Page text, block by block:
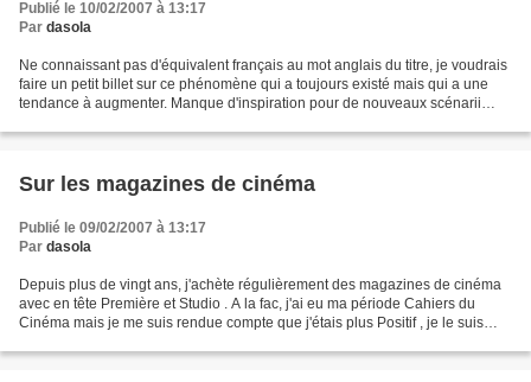
Publié le 10/02/2007 à 13:17
Par dasola
Ne connaissant pas d'équivalent français au mot anglais du titre, je voudrais
faire un petit billet sur ce phénomène qui a toujours existé mais qui a une
tendance à augmenter. Manque d'inspiration pour de nouveaux scénarii
Sur les magazines de cinéma
Publié le 09/02/2007 à 13:17
Par dasola
Depuis plus de vingt ans, j'achète régulièrement des magazines de cinéma
avec en tête Première et Studio . A la fac, j'ai eu ma période Cahiers du
Cinéma mais je me suis rendue compte que j'étais plus Positif , je le suis